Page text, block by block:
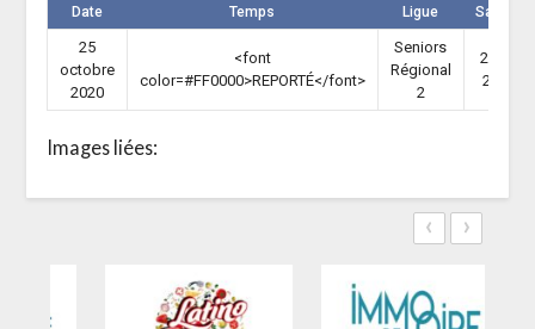
Date Temps Ligue Saison
25
octobre
2020
<font
color=#FF0000>REPORTÉ</font>
Seniors
Régional
2
2020-
2021
Images liées:
‹ ›